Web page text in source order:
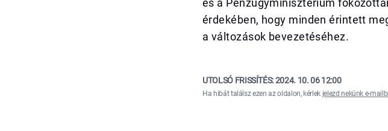
és a Pénzügyminisztérium
érdekében, hogy minden érintett
a változások bevezetéséhez.
UTOLSÓ FRISSÍTÉS:2024. 10. 06 12:00
Ha hibát találsz ezen az oldalon, kérlek jelezd nekünk e-